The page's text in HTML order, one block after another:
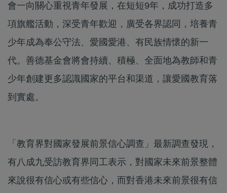
會一向關心重視青年發展，在短短9年，成功打造多
項旗艦活動，深受青年歡迎，廣受各界認同，培養青
少年成為奉公守法、愛國愛港、有民族情懷的新一
代。善德基金會將會持續、積極、全面地為教師和青
少年創建更多認識國家的平台和渠道，讓愛國教育落
到實處。
「教育界對國家發展前景信心調查」最新調查發現，
有八成九受訪教育界同工表示，對國家未來前景整體
來說很有信心或有些信心，而對香港未來前景很有信